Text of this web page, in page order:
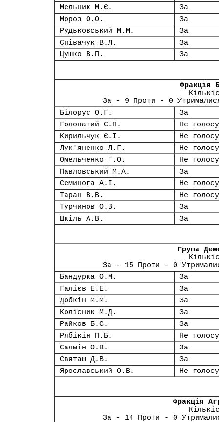
Мельник М.Є.
За
Мороз О.О.
За
Рудьковський М.М.
За
Співачук В.Л.
За
Цушко В.П.
За
Фракція
За - 9 Проти - 0
Білорус О.Г.
За
Головатий С.П.
Не
Кирильчук Є.І.
Не
Лук'яненко Л.Г.
Не
Омельченко Г.О.
Не
Павловський М.А.
За
Семинога А.І.
Не
Таран В.В.
Не
Турчинов О.В.
За
Шкіль А.В.
За
Група
За - 15 Проти - 0
Бандурка О.М.
За
Галієв Е.Е.
За
Добкін М.М.
За
Колісник М.Д.
За
Райков Б.С.
За
Рябікін П.Б.
Не
Салмін О.В.
За
Святаш Д.В.
За
Ярославський О.В.
Не
Фракція
За - 14 Проти - 0